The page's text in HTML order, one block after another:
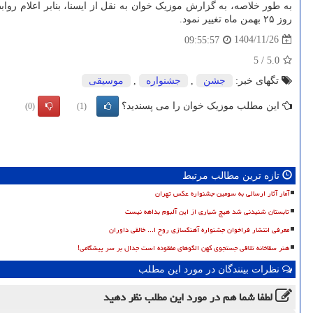
روز ۲۵ بهمن ماه تغییر نمود.
1404/11/26
09:55:57
5.0
/
5
تگهای خبر:
جشن جشنواره موسیقی
این مطلب موزیک خوان را می پسندید؟ (1)
(0)
تازه ترین مطالب مرتبط
آمار آثار ارسالی به سومین جشنواره عکس تهران
تابستان شنیدنی شد هیچ شیاری از این آلبوم بداهه نیست
معرفی انتشار فراخوان جشنواره آهنگسازی روح ا... خالقی داوران
هنر سقاخانه تلاقی جستجوی کهن الگوهای مفقوده است جدال بر سر پیشگامی!
نظرات بینندگان در مورد این مطلب
لطفا شما همدر مورد این مطلبنظر دهید